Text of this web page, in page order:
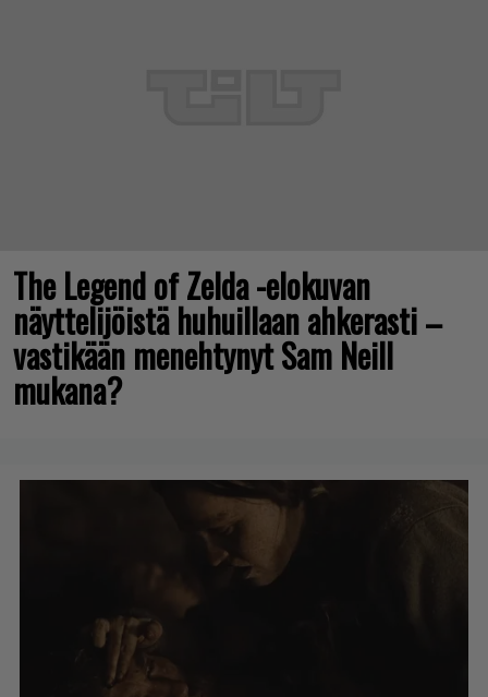
The Legend of Zelda -elokuvan
näyttelijöistä huhuillaan ahkerasti –
vastikään menehtynyt Sam Neill
mukana?